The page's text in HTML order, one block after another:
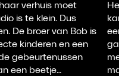
verhuis moet
is te klein. Dus
De broer van Bob is
kinderen en een
gebeurtenussen
een beetje